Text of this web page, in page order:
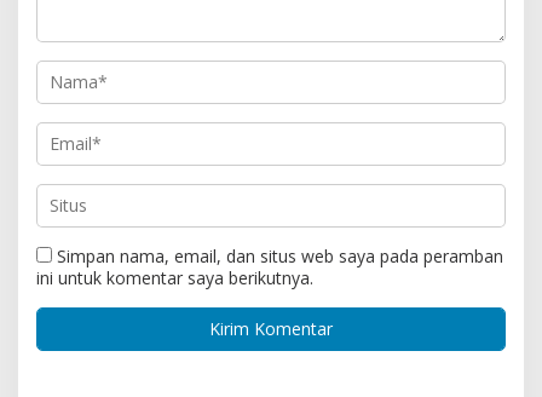
Simpan nama, email, dan situs web saya pada peramban
ini untuk komentar saya berikutnya.